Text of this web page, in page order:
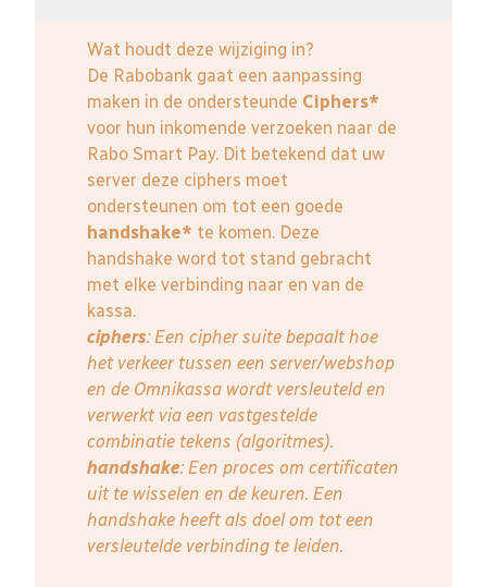
Wat houdt deze wijziging in?
De Rabobank gaat een aanpassing
maken in de ondersteunde Ciphers*
voor hun inkomende verzoeken naar de
Rabo Smart Pay. Dit betekend dat uw
server deze ciphers moet
ondersteunen om tot een goede
handshake* te komen. Deze
handshake word tot stand gebracht
met elke verbinding naar en van de
kassa.
ciphers: Een cipher suite bepaalt hoe
het verkeer tussen een server/webshop
en de Omnikassa wordt versleuteld en
verwerkt via een vastgestelde
combinatie tekens (algoritmes).
handshake: Een proces om certificaten
uit te wisselen en de keuren. Een
handshake heeft als doel om tot een
versleutelde verbinding te leiden.